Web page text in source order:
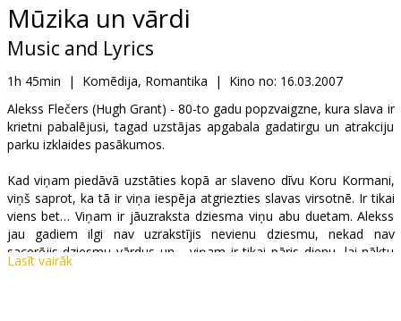
B2B
Kino
Klubs
Mūzika un vārdi
Music and Lyrics
1h 45min | Komēdija, Romantika | Kino no: 16.03.2007
Alekss Flečers (Hugh Grant) - 80-to gadu popzvaigzne, kura slava ir
krietni pabalējusi, tagad uzstājas apgabala gadatirgu un atrakciju
parku izklaides pasākumos.
Kad viņam piedāvā uzstāties kopā ar slaveno dīvu Koru Kormani,
viņš saprot, ka tā ir viņa iespēja atgriezties slavas virsotnē. Ir tikai
viens bet… Viņam ir jāuzraksta dziesma viņu abu duetam. Alekss
jau gadiem ilgi nav uzrakstījis nevienu dziesmu, nekad nav
sacerējis dziesmu vārdus un… viņam ir tikai pāris dienu, lai nāktu
klajā ar hītu.
Lasīt vairāk